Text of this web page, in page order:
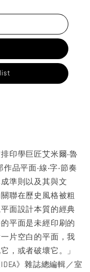
印學巨匠艾米爾‧魯
品平面‧線‧字‧節奏
準則以及其與文
聯在歷史風格被粗
面設計本質的經典
平面是未經印刷的
片空白的平面，我
，或者破壞它。」
》雜誌總編輯／室